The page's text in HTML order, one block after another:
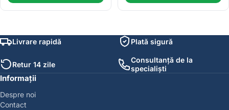
Livrare rapidă Plată sigură
Retur 14 zile
Consultanță de la
specialiști
Informații
Despre noi
Contact